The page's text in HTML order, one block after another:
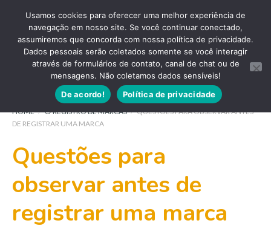
HOME / ⦿ REGISTRO DE MARCAS / QUESTÕES PARA OBSERVAR ANTES
DE REGISTRAR UMA MARCA
Questões para
observar antes de
registrar uma marca
Usamos cookies para oferecer uma melhor experiência de
navegação em nosso site. Se você continuar conectado,
assumiremos que concorda com nossa política de privacidade.
Dados pessoais serão coletados somente se você interagir
através de formulários de contato, canal de chat ou de
mensagens. Não coletamos dados sensíveis!
De acordo!
Política de privacidade